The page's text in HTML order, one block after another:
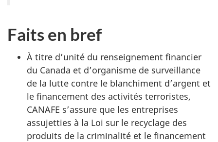
Faits en bref
À titre d’unité du renseignement financier
du Canada et d’organisme de surveillance
de la lutte contre le blanchiment d’argent et
le financement des activités terroristes,
CANAFE s’assure que les entreprises
assujetties à la Loi sur le recyclage des
produits de la criminalité et le financement